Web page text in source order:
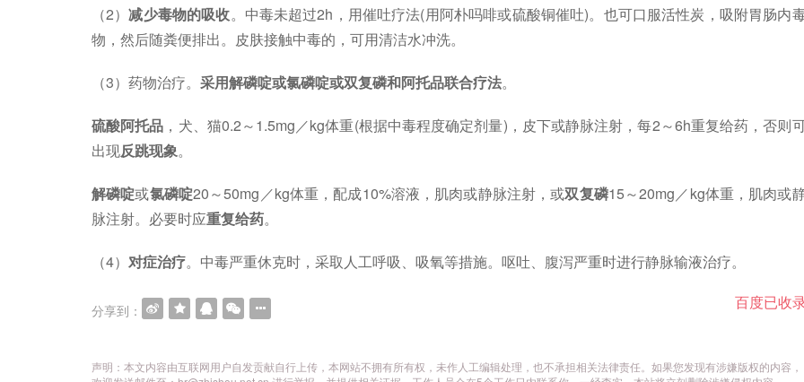
（2）减少毒物的吸收。中毒未超过2h，用催吐疗法(用阿朴吗啡或硫酸铜催吐)。也可口服活性炭，吸附胃肠内
物，然后随粪便排出。皮肤接触中毒的，可用清洁水冲洗。
（3）药物治疗。 采用解磷啶或氯磷啶或双复磷和阿托品联合疗法。
硫酸阿托品 ，犬、猫0.2～1.5mg／kg体重(根据中毒程度确定剂量)，皮下或静脉注射，每2～6h重复给药，否则
出现反跳现象。
解磷啶或氯磷啶20～50mg／kg体重，配成10%溶液，肌肉或静脉注射，或双复磷15～20mg／kg体重，肌肉或
脉注射。必要时应重复给药。
（4） 对症治疗。中毒严重休克时，采取人工呼吸、吸氧等措施。呕吐、腹泻严重时进行静脉输液治疗。
百度已收
分享到：
声明：本文内容由互联网用户自发贡献自行上传，本网站不拥有所有权，未作人工编辑处理，也不承担相关法律责任。如果您发现有涉嫌版权的内容，